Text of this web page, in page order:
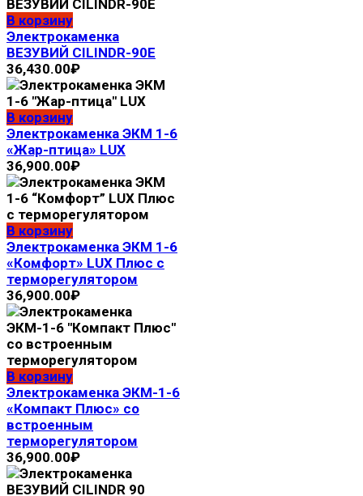
В корзину
Электрокаменка
ВЕЗУВИЙ CILINDR-90E
36,430.00₽
В корзину
Электрокaмeнка ЭКМ 1-6
«Жар-птица» LUX
36,900.00₽
В корзину
Электрокaмeнка ЭКМ 1-6
«Комфорт» LUX Плюс с
терморегулятором
36,900.00₽
В корзину
Электрокaмeнка ЭКМ-1-6
«Компакт Плюс» со
встроенным
терморегулятором
36,900.00₽